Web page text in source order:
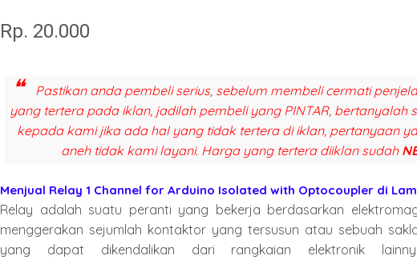
Rp. 20.000
Pastikan anda pembeli serius, sebelum membeli cermati
yang tertera pada iklan, jadilah pembeli yang PINTAR, bertanyalah
kepada kami jika ada hal yang tidak tertera di iklan, pertanyaan
aneh tidak kami layani. Harga yang tertera diiklan sudah
Menjual Relay 1 Channel for Arduino Isolated with Optocoupler di
Relay adalah suatu peranti yang bekerja berdasarkan
menggerakan sejumlah kontaktor yang tersusun atau sebuah
yang dapat dikendalikan dari rangkaian elektronik